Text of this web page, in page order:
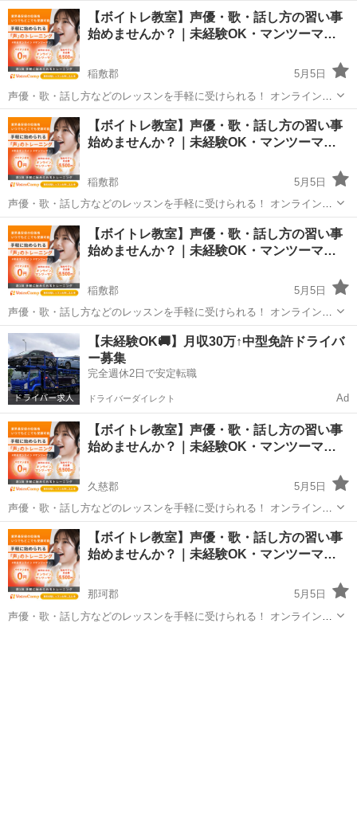
【ボイトレ教室】声優・歌・話し方の習い事
始めませんか？｜未経験OK・マンツーマ…
稲敷郡
5月5日
声優・歌・話し方などのレッスンを手軽に受けられる！ オンラインボ
イトレ教室「Voice Camp（ボイスキャンプ）」 「声優のレッスンを一
度受けてみたい」 「話し方に自信がなくて改善したい」 「歌が上手く
なって気...
茨城 稲敷郡 その他 声優
【ボイトレ教室】声優・歌・話し方の習い事
始めませんか？｜未経験OK・マンツーマ…
稲敷郡
5月5日
声優・歌・話し方などのレッスンを手軽に受けられる！ オンラインボ
イトレ教室「Voice Camp（ボイスキャンプ）」 「声優のレッスンを一
度受けてみたい」 「話し方に自信がなくて改善したい」 「歌が上手く
なって気...
茨城 稲敷郡 その他
【ボイトレ教室】声優・歌・話し方の習い事
始めませんか？｜未経験OK・マンツーマ…
稲敷郡
5月5日
声優・歌・話し方などのレッスンを手軽に受けられる！ オンラインボ
イトレ教室「Voice Camp（ボイスキャンプ）」 「声優のレッスンを一
度受けてみたい」 「話し方に自信がなくて改善したい」 「歌が上手く
なって気...
茨城 稲敷郡 その他 声優
【未経験OK🚚】月収30万↑中型免許ドライバ
ー募集
完全週休2日で安定転職
ドライバーダイレクト Ad
【ボイトレ教室】声優・歌・話し方の習い事
始めませんか？｜未経験OK・マンツーマ…
久慈郡
5月5日
声優・歌・話し方などのレッスンを手軽に受けられる！ オンラインボ
イトレ教室「Voice Camp（ボイスキャンプ）」 「声優のレッスンを一
度受けてみたい」 「話し方に自信がなくて改善したい」 「歌が上手く
なって気...
茨城 久慈郡 その他
【ボイトレ教室】声優・歌・話し方の習い事
始めませんか？｜未経験OK・マンツーマ…
那珂郡
5月5日
声優・歌・話し方などのレッスンを手軽に受けられる！ オンラインボ